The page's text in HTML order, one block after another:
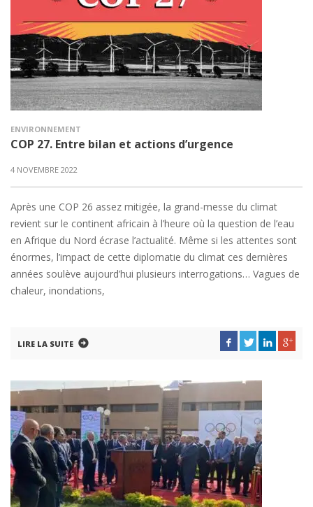
ENVIRONNEMENT
COP 27. Entre bilan et actions d’urgence
4 NOVEMBRE 2022
Après une COP 26 assez mitigée, la grand-messe du climat
revient sur le continent africain à l’heure où la question de l’eau
en Afrique du Nord écrase l’actualité. Même si les attentes sont
énormes, l’impact de cette diplomatie du climat ces dernières
années soulève aujourd’hui plusieurs interrogations… Vagues de
chaleur, inondations,
LIRE LA SUITE